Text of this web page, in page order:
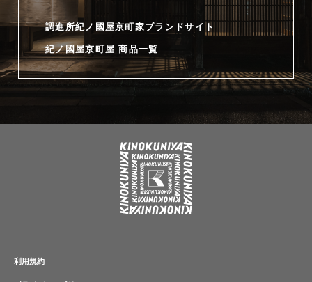
調進所紀ノ國屋京町家ブランドサイト
紀ノ國屋京町屋 商品一覧
利用規約